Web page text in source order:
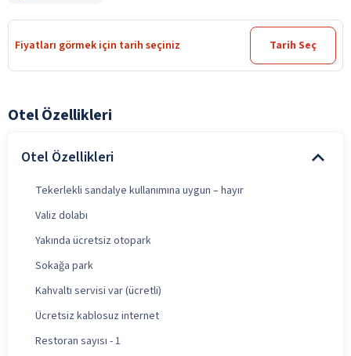
Fiyatları görmek için tarih seçiniz Tarih Seç
Otel Özellikleri
Otel Özellikleri
Tekerlekli sandalye kullanımına uygun – hayır
Valiz dolabı
Yakında ücretsiz otopark
Sokağa park
Kahvaltı servisi var (ücretli)
Ücretsiz kablosuz internet
Restoran sayısı - 1